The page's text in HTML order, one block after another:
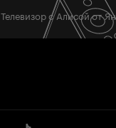
Телевизор с Алисой от